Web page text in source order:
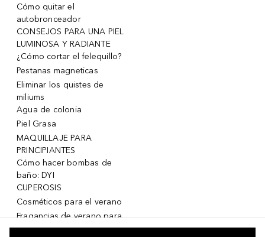
Cómo quitar el
autobronceador
CONSEJOS PARA UNA PIEL
LUMINOSA Y RADIANTE
¿Cómo cortar el felequillo?
Pestanas magneticas
Eliminar los quistes de
miliums
Agua de colonia
Piel Grasa
MAQUILLAJE PARA
PRINCIPIANTES
Cómo hacer bombas de
baño: DYI
CUPEROSIS
Cosméticos para el verano
Fragancias de verano para
mujeres